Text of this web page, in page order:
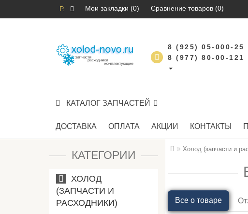
Р. Мои закладки (0) Сравнение товаров (0)
8 (925) 05-000-25
8 (977) 80-00-121
КАТАЛОГ ЗАПЧАСТЕЙ
ДОСТАВКА ОПЛАТА АКЦИИ КОНТАКТЫ
КАТЕГОРИИ
ХОЛОД
(ЗАПЧАСТИ И
РАСХОДНИКИ)
Холод (запчасти и
Все о товаре